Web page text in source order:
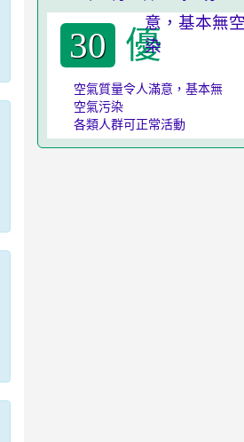
30 優
空氣質量令人滿意，基本無
空氣污染
各類人群可正常活動